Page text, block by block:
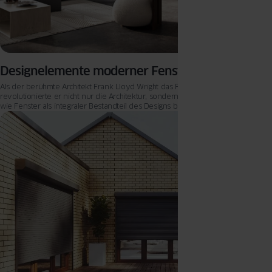
Designelemente moderner Fenster
Als der berühmte Architekt Frank Lloyd Wright das Fallingwater Haus entwarf,
revolutionierte er nicht nur die Architektur, sondern auch die Art und Weise,
wie Fenster als integraler Bestandteil des Designs betrachtet werden